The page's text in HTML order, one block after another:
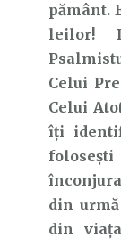
pământ.
leilor!
Celui
Celui
îți
din
din